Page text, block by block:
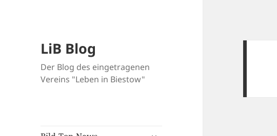
LiB Blog
Der Blog des eingetragenen
Vereins "Leben in Biestow"
untermenü